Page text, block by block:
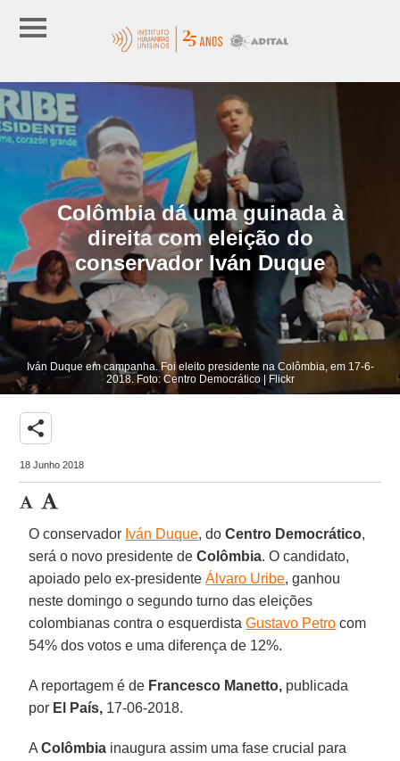
Colômbia dá uma guinada à
direita com eleição do
conservador Iván Duque
Iván Duque em campanha. Foi eleito presidente na Colômbia, em 17-6-
2018. Foto: Centro Democrático | Flickr
share
18 Junho 2018
O conservador Iván Duque, doCentro Democrático,
será o novo presidente deColômbia. O candidato,
apoiado pelo ex-presidenteÁlvaro Uribe, ganhou
neste domingo o segundo turno das eleições
colombianas contra o esquerdistaGustavo Petro com
54% dos votos e uma diferença de 12%.
A reportagem é de Francesco Manetto, publicada
por El País, 17-06-2018.
AColômbia inaugura assim uma fase crucial para